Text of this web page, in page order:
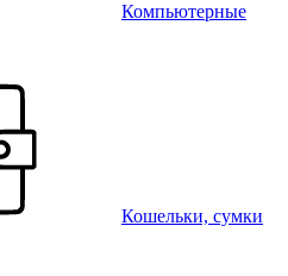
Компьютерные
Кошельки, сумки